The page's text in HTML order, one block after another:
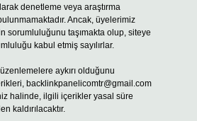
denetleme veya araştırma
Ancak, üyelerimiz
sorumluluğunu taşımakta olup, siteye
kabul etmiş sayılırlar.
aykırı olduğunu
backlinkpanelicomtr@gmail.com
halinde, ilgili içerikler yasal süre
kaldırılacaktır.